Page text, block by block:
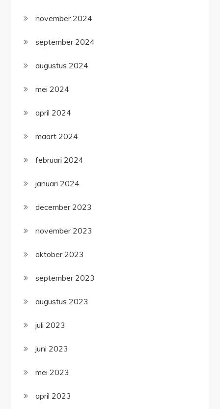
november 2024
september 2024
augustus 2024
mei 2024
april 2024
maart 2024
februari 2024
januari 2024
december 2023
november 2023
oktober 2023
september 2023
augustus 2023
juli 2023
juni 2023
mei 2023
april 2023